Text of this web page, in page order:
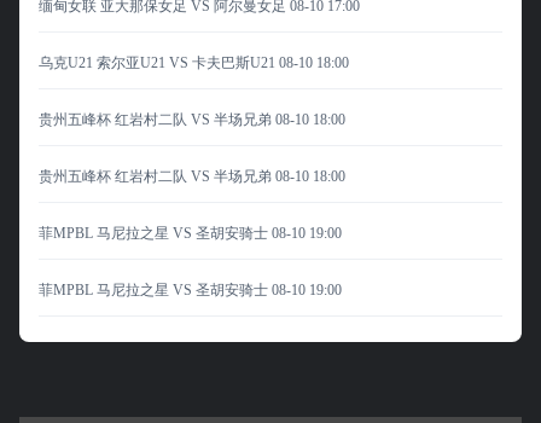
缅甸女联 亚大那保女足 VS 阿尔曼女足 08-10 17:00
乌克U21 索尔亚U21 VS 卡夫巴斯U21 08-10 18:00
贵州五峰杯 红岩村二队 VS 半场兄弟 08-10 18:00
贵州五峰杯 红岩村二队 VS 半场兄弟 08-10 18:00
菲MPBL 马尼拉之星 VS 圣胡安骑士 08-10 19:00
菲MPBL 马尼拉之星 VS 圣胡安骑士 08-10 19:00